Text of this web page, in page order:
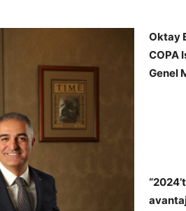
Oktay
COPA
Genel